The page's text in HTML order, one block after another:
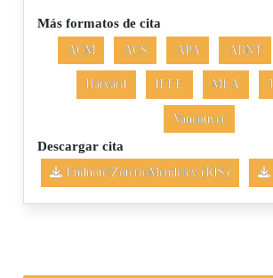
Más formatos de cita
ACM ACS APA ABNT
Harvard IEEE MLA
Vancouver
Descargar cita
Endnote/Zotero/Mendeley (RIS)